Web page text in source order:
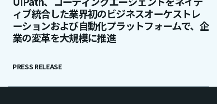
ィブ統合した業界初のビジネスオーケストレ
ーションおよび自動化プラットフォームで、企
業の変革を大規模に推進
PRESS RELEASE